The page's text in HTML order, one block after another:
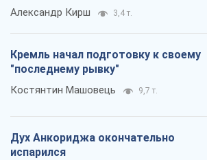
Александр Кирш 3,4 т.
Кремль начал подготовку к своему
"последнему рывку"
Костянтин Машовець 9,7 т.
Дух Анкориджа окончательно
испарился